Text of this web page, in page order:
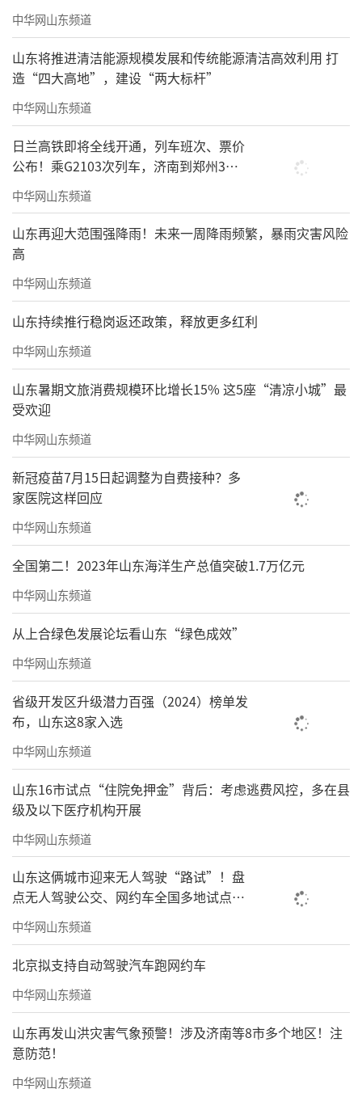
“烟火指数·成都双年展”展览现场
常成功的。今年，成都双年展吸引了超过65万
人。这样的观众规模并不是偶然。上一届成都
双年展期间，日均观众就曾稳定在五六千人，
持续了数月。当时，成都公共文化设施密集落
成，全市博物馆、美术馆等机构已超过160座，
在非国有博物馆数量位居全国第一。更不提乐
观的市民精神，这里本来就具备一种持续生成
公共讨论的土壤。
在公众反馈之后，成都双年展作品都“听
劝”，做出了调整。一方面，对于部分观众反
应特别激烈的作品，做了展示上适度的弱化；
另一方面，也增加了更多引导性的说明和展
签。某种程度上，真正进入公众视野的双年展
反而在外部获得了一种当代性。尤其是各个社
会系统的磨合，它需要很多理想主义，在不同
系统之间，一点点试探、调整、反复，收获一
个确定或者不确定的结果。
（文/李靖越
责任编辑：张悦颜
中华网山东频道
山东将推进清洁能源规模发展和传统能源清洁高效利用 打
造“四大高地”，建设“两大标杆”
中华网山东频道
日兰高铁即将全线开通，列车班次、票价
公布！乘G2103次列车，济南到郑州3小
时到达
中华网山东频道
山东再迎大范围强降雨！未来一周降雨频繁，暴雨灾害风险
高
中华网山东频道
山东持续推行稳岗返还政策，释放更多红利
中华网山东频道
山东暑期文旅消费规模环比增长15% 这5座“清凉小城”最
受欢迎
中华网山东频道
新冠疫苗7月15日起调整为自费接种？多
家医院这样回应
中华网山东频道
全国第二！2023年山东海洋生产总值突破1.7万亿元
中华网山东频道
从上合绿色发展论坛看山东“绿色成效”
中华网山东频道
省级开发区升级潜力百强（2024）榜单发
布，山东这8家入选
中华网山东频道
山东16市试点“住院免押金”背后：考虑逃费风控，多在县
级及以下医疗机构开展
中华网山东频道
山东这俩城市迎来无人驾驶“路试”！盘
点无人驾驶公交、网约车全国多地试点之
路
中华网山东频道
北京拟支持自动驾驶汽车跑网约车
中华网山东频道
山东再发山洪灾害气象预警！涉及济南等8市多个地区！注
意防范！
中华网山东频道